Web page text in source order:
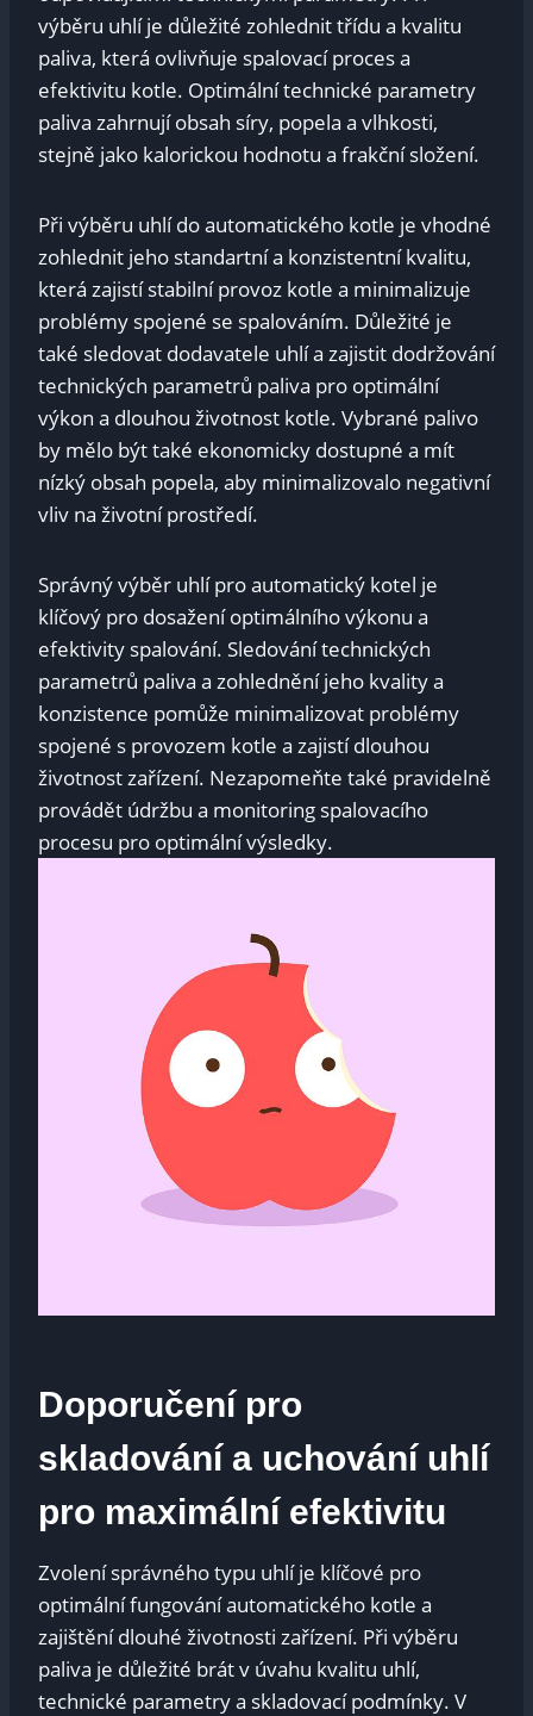
výběru uhlí je důležité zohlednit třídu⁤ a ⁣kvalitu
‌paliva, která​ ovlivňuje spalovací proces a
efektivitu kotle. Optimální technické⁤ parametry
⁢paliva zahrnují⁢ obsah síry, popela a⁤ vlhkosti,
stejně jako kalorickou hodnotu a frakční složení.
Při výběru uhlí do automatického kotle je vhodné
zohlednit jeho standartní a‌ konzistentní kvalitu,
která zajistí stabilní provoz kotle a minimalizuje
problémy spojené‍ se spalováním. Důležité⁤ je
také⁢ sledovat ‍dodavatele uhlí a zajistit​ dodržování
⁤technických parametrů paliva⁣ pro ⁤optimální
výkon a dlouhou životnost ​kotle.⁢ Vybrané⁤ palivo⁢
by mělo být také ekonomicky dostupné ⁤a ​mít
nízký obsah popela, ‌aby ‍minimalizovalo negativní
vliv na životní prostředí.
Správný výběr uhlí pro automatický kotel je‌
klíčový pro dosažení optimálního výkonu ​a
efektivity spalování.‍ Sledování ⁤technických
parametrů ⁤paliva a zohlednění jeho kvality a
konzistence pomůže minimalizovat problémy
spojené s provozem kotle a zajistí dlouhou
životnost ‍zařízení. Nezapomeňte také pravidelně
provádět údržbu a monitoring spalovacího
procesu‌ pro ​optimální výsledky.
Doporučení​ pro‌
skladování a uchování uhlí
pro ‌maximální efektivitu
Zvolení správného typu uhlí je klíčové pro
optimální​ fungování automatického kotle a
zajištění dlouhé životnosti zařízení. Při ⁢výběru
paliva je ⁢důležité brát v úvahu kvalitu uhlí,
technické parametry a‌ skladovací ⁢podmínky. V